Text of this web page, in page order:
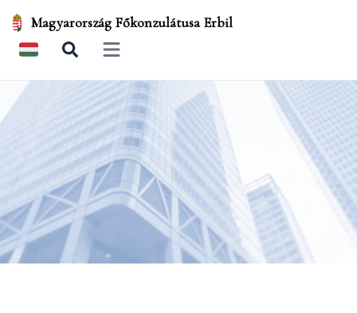
Magyarország Főkonzulátusa Erbil
Open main menu